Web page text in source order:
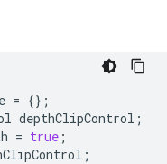
= {};
depthClipControl ;
= true ;
;